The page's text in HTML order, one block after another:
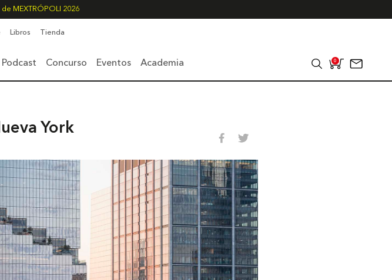
MEXTRÓPOLI 2026
Libros Tienda
Podcast Concurso Eventos Academia 0
York